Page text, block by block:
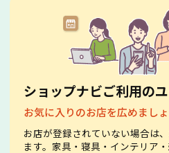
ショップナビご利用の
お気に入りのお店を広めましょ
お店が登録されていない場合は
ます。家具・寝具・インテリア